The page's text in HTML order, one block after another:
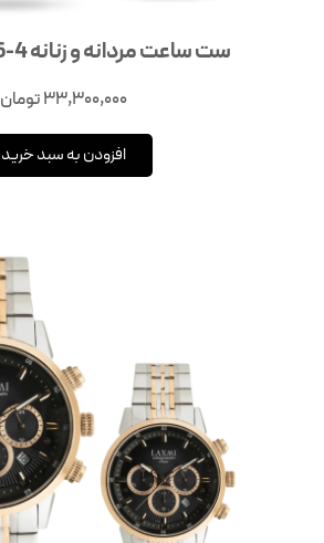
ست ساعت مردانه و زنانه Laxmi 8546-4
33,300,000تومان
افزودن به سبد خرید